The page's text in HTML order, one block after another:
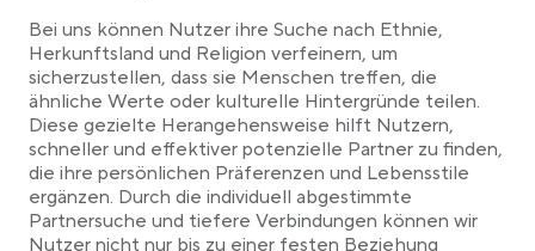
Bei uns können Nutzer ihre Suche nach Ethnie,
Herkunftsland und Religion verfeinern, um
sicherzustellen, dass sie Menschen treffen, die
ähnliche Werte oder kulturelle Hintergründe teilen.
Diese gezielte Herangehensweise hilft Nutzern,
schneller und effektiver potenzielle Partner zu finden,
die ihre persönlichen Präferenzen und Lebensstile
ergänzen. Durch die individuell abgestimmte
Partnersuche und tiefere Verbindungen können wir
Nutzer nicht nur bis zu einer festen Beziehung